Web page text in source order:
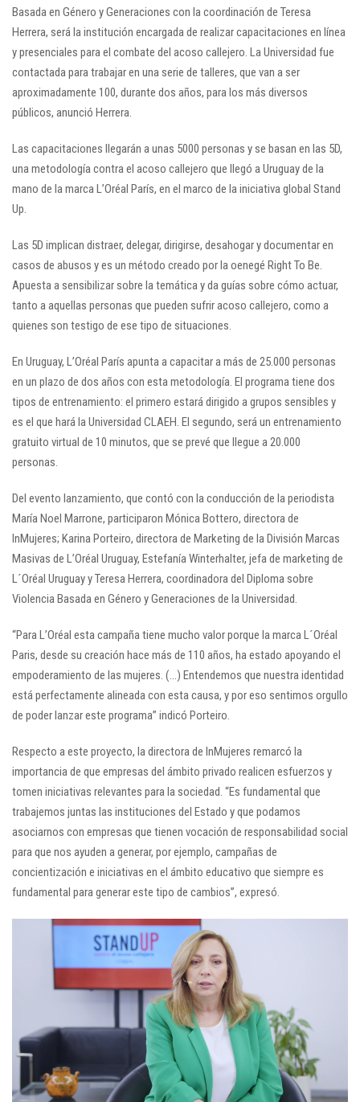
Basada en Género y Generaciones con la coordinación de Teresa
Herrera, será la institución encargada de realizar capacitaciones en línea
y presenciales para el combate del acoso callejero. La Universidad fue
contactada para trabajar en una serie de talleres, que van a ser
aproximadamente 100, durante dos años, para los más diversos
públicos, anunció Herrera.
Las capacitaciones llegarán a unas 5000 personas y se basan en las 5D,
una metodología contra el acoso callejero que llegó a Uruguay de la
mano de la marca L’Oréal París, en el marco de la iniciativa global Stand
Up.
Las 5D implican distraer, delegar, dirigirse, desahogar y documentar en
casos de abusos y es un método creado por la oenegé Right To Be.
Apuesta a sensibilizar sobre la temática y da guías sobre cómo actuar,
tanto a aquellas personas que pueden sufrir acoso callejero, como a
quienes son testigo de ese tipo de situaciones.
En Uruguay, L’Oréal París apunta a capacitar a más de 25.000 personas
en un plazo de dos años con esta metodología. El programa tiene dos
tipos de entrenamiento: el primero estará dirigido a grupos sensibles y
es el que hará la Universidad CLAEH. El segundo, será un entrenamiento
gratuito virtual de 10 minutos, que se prevé que llegue a 20.000
personas.
Del evento lanzamiento, que contó con la conducción de la periodista
María Noel Marrone, participaron Mónica Bottero, directora de
InMujeres; Karina Porteiro, directora de Marketing de la División Marcas
Masivas de L’Oréal Uruguay, Estefanía Winterhalter, jefa de marketing de
L´Oréal Uruguay y Teresa Herrera, coordinadora del Diploma sobre
Violencia Basada en Género y Generaciones de la Universidad.
“Para L’Oréal esta campaña tiene mucho valor porque la marca L´Oréal
Paris, desde su creación hace más de 110 años, ha estado apoyando el
empoderamiento de las mujeres. (…) Entendemos que nuestra identidad
está perfectamente alineada con esta causa, y por eso sentimos orgullo
de poder lanzar este programa” indicó Porteiro.
Respecto a este proyecto, la directora de InMujeres remarcó la
importancia de que empresas del ámbito privado realicen esfuerzos y
tomen iniciativas relevantes para la sociedad. “Es fundamental que
trabajemos juntas las instituciones del Estado y que podamos
asociarnos con empresas que tienen vocación de responsabilidad social
para que nos ayuden a generar, por ejemplo, campañas de
concientización e iniciativas en el ámbito educativo que siempre es
fundamental para generar este tipo de cambios”, expresó.